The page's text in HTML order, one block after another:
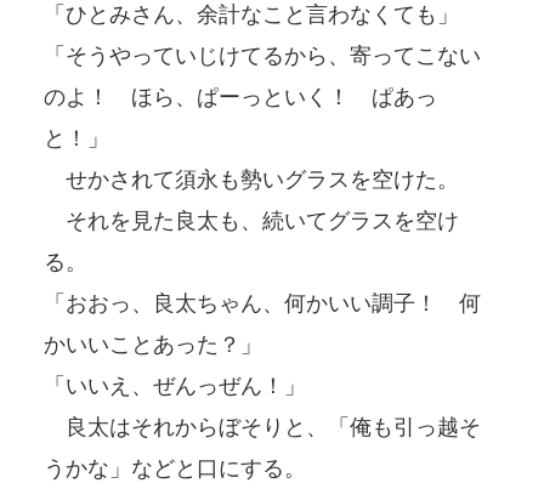
「ひとみさん、余計なこと言わなくても」
「そうやっていじけてるから、寄ってこない
のよ！ ほら、ぱーっといく！ ぱあっ
と！」
せかされて須永も勢いグラスを空けた。
それを見た良太も、続いてグラスを空け
る。
「おおっ、良太ちゃん、何かいい調子！ 何
かいいことあった？」
「いいえ、ぜんっぜん！」
良太はそれからぼそりと、「俺も引っ越そ
うかな」などと口にする。